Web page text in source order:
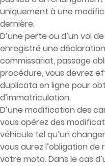
uniquement à une
dernière.
D’une perte ou d’un vol
enregistré une
commissariat, passage
procédure, vous devrez
duplicata en ligne pour
d’immatriculation.
D’une modification des
vous opérez des
véhicule tel qu’un
vous aurez l’obligation
votre moto. Dans le cas